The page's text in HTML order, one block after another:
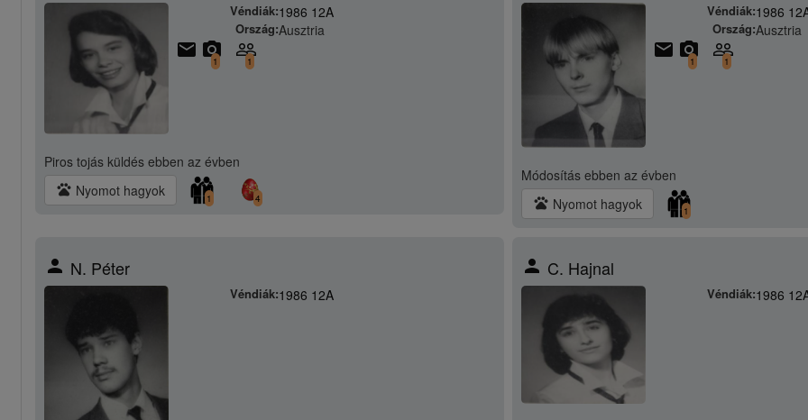
Véndiák:1986 12A
Ország:Ausztria
email camera_alt
1
people_outline
1
Piros tojás küldés ebben az évben
pets Nyomot hagyok 1 4
Véndiák:1986
Ország:Ausztria
email camera_alt
1
people_outline
1
Módosítás ebben az évben
pets Nyomot hagyok 1
person N. Péter
Véndiák:1986 12A
person C. Hajnal
Véndiák:1986